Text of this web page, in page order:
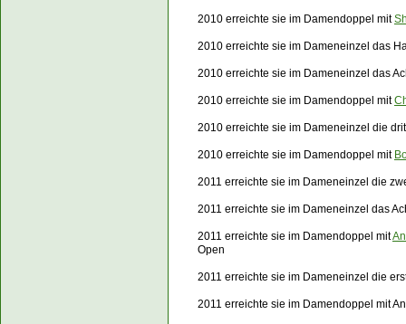
2010 erreichte sie im Damendoppel mit
2010 erreichte sie im Dameneinzel das
2010 erreichte sie im Dameneinzel das
2010 erreichte sie im Damendoppel mit
2010 erreichte sie im Dameneinzel die
2010 erreichte sie im Damendoppel mit
2011 erreichte sie im Dameneinzel die
2011 erreichte sie im Dameneinzel das
2011 erreichte sie im Damendoppel mit
Open
2011 erreichte sie im Dameneinzel die
2011 erreichte sie im Damendoppel mit